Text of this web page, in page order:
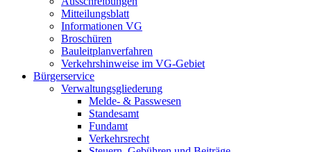
Mitteilungsblatt
Informationen VG
Broschüren
Bauleitplanverfahren
Verkehrshinweise im VG-Gebiet
Bürgerservice
Verwaltungsgliederung
Melde- & Passwesen
Standesamt
Fundamt
Verkehrsrecht